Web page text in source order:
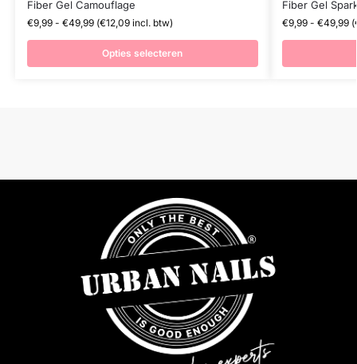
Fiber Gel Camouflage
€9,99 - €49,99(€12,09incl. btw)
Opties selecteren
Fiber Gel
€9,99 - €49,99(